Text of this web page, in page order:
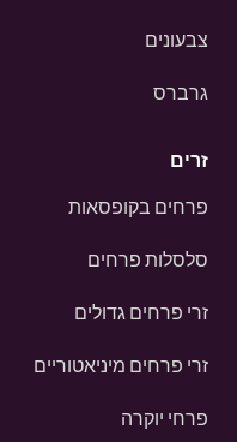
צבעונים
גרברס
זרים
פרחים בקופסאות
סלסלות פרחים
זרי פרחים גדולים
זרי פרחים מיניאטוריים
פרחי יוקרה